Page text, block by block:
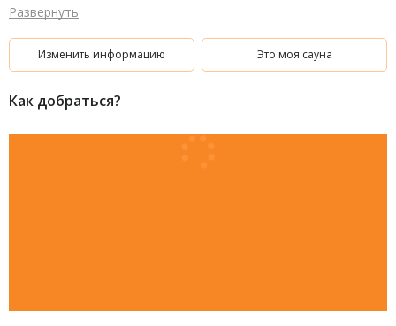
Также Вы сможете окунуться в бассейн с чистой водой. В
комнате отдыха для наших гостей мы приготовили телевизор
и аудиоцентр.
Развернуть
Изменить информацию Это моя сауна
Как добраться?